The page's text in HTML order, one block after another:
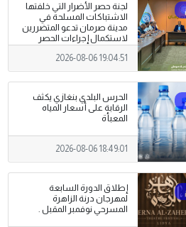
لجنة حصر الأضرار التي خلفتها
الاشتباكات المسلحة في
مدينة صرمان تدعو المتضررين
لاستكمال إجراءات الحصر
والتوثيق.
2026-08-06 19:04:51
الحرس البلدي بنغازي يكثف
الرقابة على أسعار المياه
المعبأة
2026-08-06 18:49:01
إطلاق الدورة السابعة
لمهرجان درنة الزاهرة
المسرحي نوفمبر المقبل .